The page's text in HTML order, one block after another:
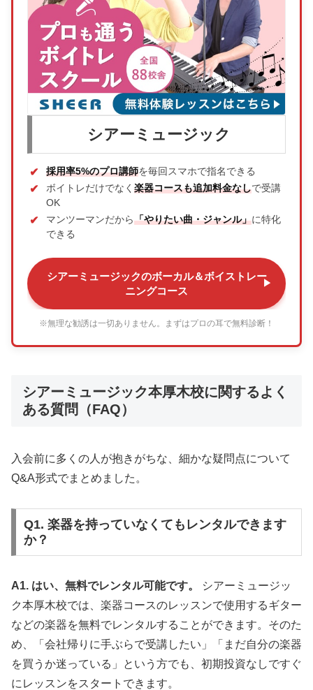
シアーミュージック
採用率5%のプロ講師を毎回スマホで指名できる
ボイトレだけでなく 楽器コースも追加料金なしで受講
OK
マンツーマンだから「やりたい曲・ジャンル」に特化
できる
シアーミュージックのボーカル＆ボイストレー
ニングコース
※無理な勧誘は一切ありません。まずはプロの耳で無料診断！
シアーミュージック本厚木校に関するよく
ある質問（FAQ）
入会前に多くの人が抱きがちな、細かな疑問点について
Q&A形式でまとめました。
Q1. 楽器を持っていなくてもレンタルできます
か？
A1. はい、無料でレンタル可能です。
シアーミュージッ
ク本厚木校では、楽器コースのレッスンで使用するギター
などの楽器を無料でレンタルすることができます。そのた
め、「会社帰りに手ぶらで受講したい」「まだ自分の楽器
を買うか迷っている」という方でも、初期投資なしですぐ
にレッスンをスタートできます。